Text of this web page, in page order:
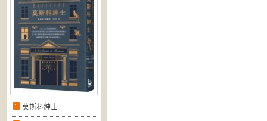
莫斯科紳士